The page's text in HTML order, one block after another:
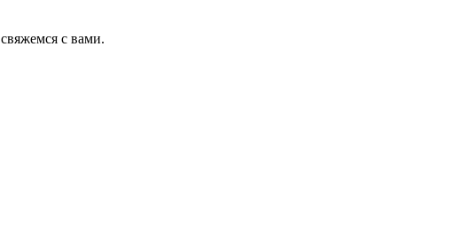
с вами.